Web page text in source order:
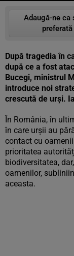
Adaugă-ne ca
preferată
După tragedia în
după ce a fost
Bucegi, ministrul
introduce noi
crescută de urși.
În România, în
în care urșii au
contact cu
prioritatea
biodiversitatea,
oamenilor,
aceasta.